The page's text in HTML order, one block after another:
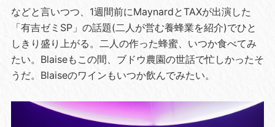
などと言いつつ、1週間前にMaynardとTAXが出演した
「有吉ゼミSP」の話題(二人が営む養蜂業を紹介)でひと
しきり盛り上がる。二人の作った蜂蜜、いつか食べてみ
たい。Blaiseもこの間、ブドウ農園の世話で忙しかったそ
うだ。Blaiseのワインもいつか飲んでみたい。